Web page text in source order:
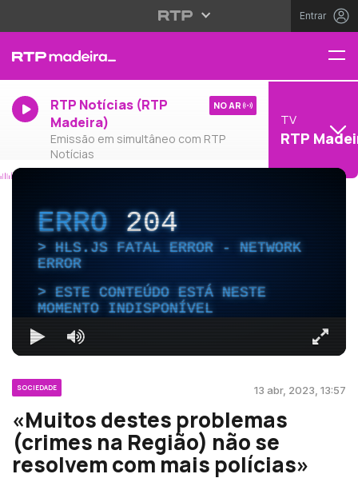
Entrar
RTP Notícias (RTP
Madeira)
Emissão em simultâneo com RTP
Notícias
NO AR
TV
RTP
ERRO204
HLS.JS FATAL ERROR - NETWORK
ERROR
ESTE CONTEÚDO ESTÁ NESTE
MOMENTO INDISPONÍVEL
SOCIEDADE 13 abr, 2023, 13:57
«Muitos destes problemas
(crimes na Região) não se
resolvem com mais polícias»